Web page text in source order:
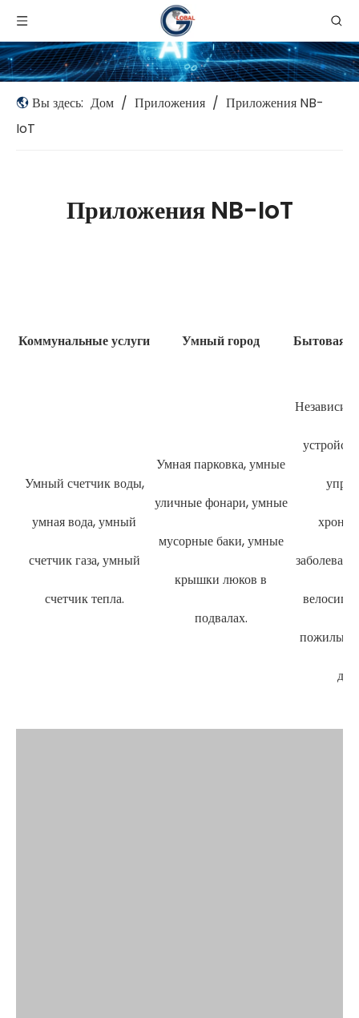
Вы здесь: Дом / Приложения / Приложения NB-
IoT
Приложения NB-IoT
Коммунальные услуги Умный город Бытовая
Умный счетчик воды,
умная вода, умный
счетчик газа, умный
счетчик тепла.
Умная парковка, умные
уличные фонари, умные
мусорные баки, умные
крышки люков в
подвалах.